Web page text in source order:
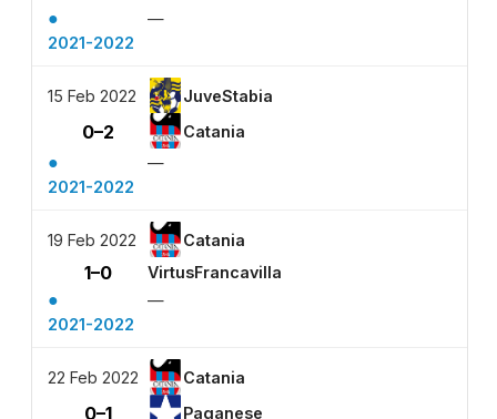
●
—
2021-2022
15 Feb 2022 JuveStabia
0–2 Catania
●
—
2021-2022
19 Feb 2022 Catania
1–0 VirtusFrancavilla
●
—
2021-2022
22 Feb 2022 Catania
0–1 Paganese